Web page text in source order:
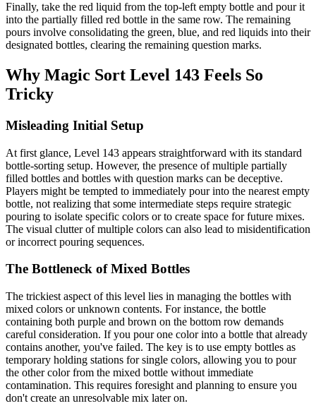
Finally, take the red liquid from the top-left empty bottle and pour it
into the partially filled red bottle in the same row. The remaining
pours involve consolidating the green, blue, and red liquids into their
designated bottles, clearing the remaining question marks.
Why Magic Sort Level 143 Feels So
Tricky
Misleading Initial Setup
At first glance, Level 143 appears straightforward with its standard
bottle-sorting setup. However, the presence of multiple partially
filled bottles and bottles with question marks can be deceptive.
Players might be tempted to immediately pour into the nearest empty
bottle, not realizing that some intermediate steps require strategic
pouring to isolate specific colors or to create space for future mixes.
The visual clutter of multiple colors can also lead to misidentification
or incorrect pouring sequences.
The Bottleneck of Mixed Bottles
The trickiest aspect of this level lies in managing the bottles with
mixed colors or unknown contents. For instance, the bottle
containing both purple and brown on the bottom row demands
careful consideration. If you pour one color into a bottle that already
contains another, you've failed. The key is to use empty bottles as
temporary holding stations for single colors, allowing you to pour
the other color from the mixed bottle without immediate
contamination. This requires foresight and planning to ensure you
don't create an unresolvable mix later on.